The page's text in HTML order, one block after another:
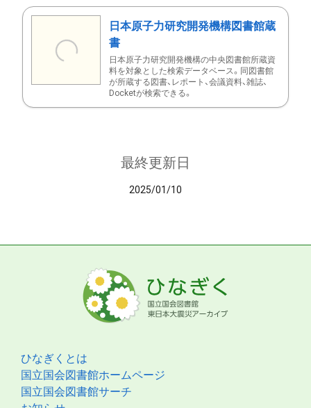
日本原子力研究開発機構図書館蔵
書
日本原子力研究開発機構の中央図書館所蔵資
料を対象とした検索データベース。同図書館
が所蔵する図書、レポート、会議資料、雑誌、
Docketが検索できる。
最終更新日
2025/01/10
ひなぎくとは
国立国会図書館ホームページ
国立国会図書館サーチ